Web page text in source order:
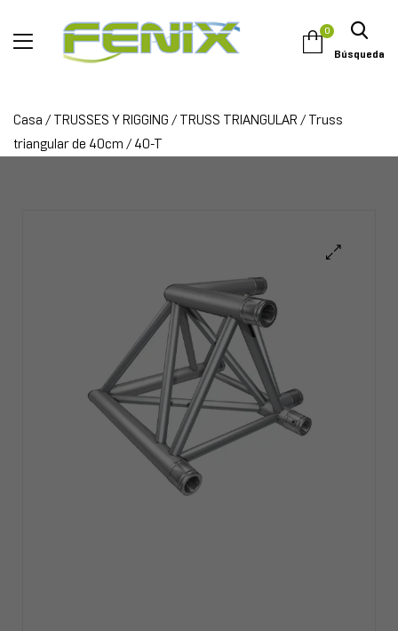
0
Búsqueda
Casa / TRUSSES Y RIGGING / TRUSS TRIANGULAR / Truss
triangular de 40cm / 40-T